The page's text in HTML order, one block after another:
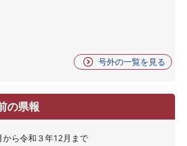
号外の一覧を見る
の県報
ら令和３年12月まで